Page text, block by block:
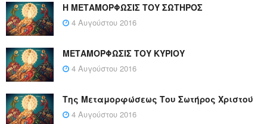
Η ΜΕΤΑΜΟΡΦΩΣΙΣ ΤΟΥ ΣΩΤΗΡΟΣ
4 Αυγούστου 2016
ΜΕΤΑΜΟΡΦΩΣΙΣ ΤΟΥ ΚΥΡΙΟΥ
4 Αυγούστου 2016
Της Μεταμορφώσεως Του Σωτήρος Χριστού
4 Αυγούστου 2016